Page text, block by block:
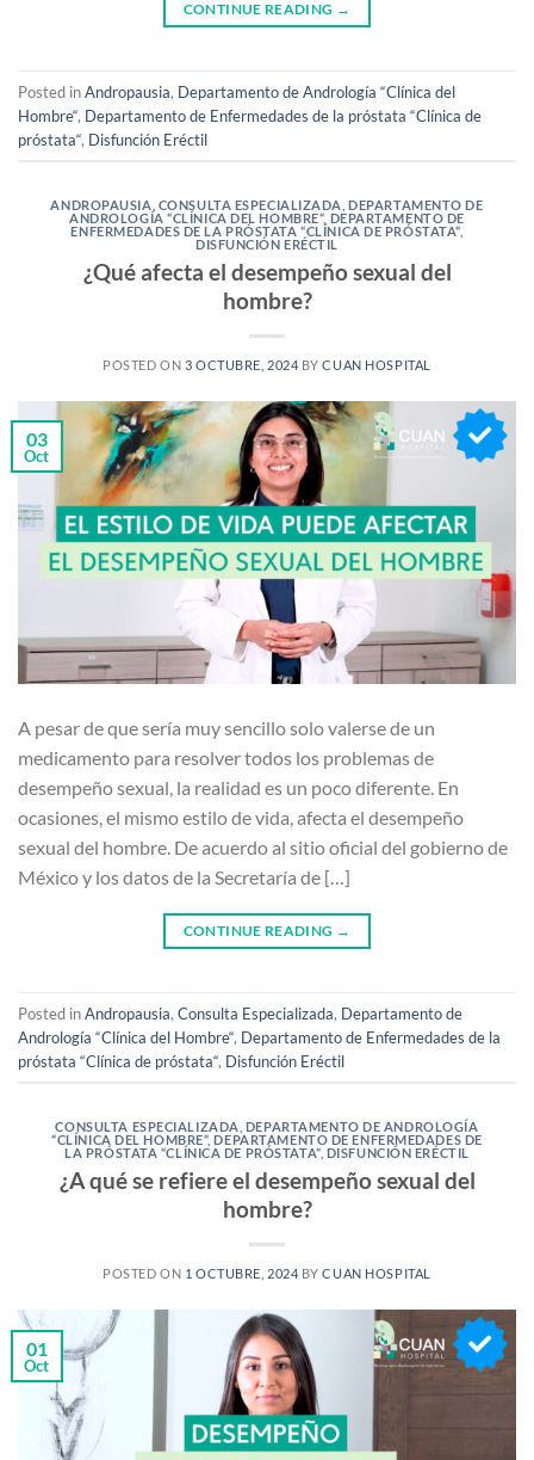
CONTINUE READING →
Posted inAndropausia, Departamento de Andrología “Clínica del
Hombre“, Departamento de Enfermedades de la próstata “Clínica de
próstata“, Disfunción Eréctil
ANDROPAUSIA CONSULTA ESPECIALIZADA ,DEPARTAMENTO DE
ANDROLOGÍA “CLÍNICA DEL HOMBRE“, DEPARTAMENTO DE
ENFERMEDADES DE LA PRÓSTATA “CLÍNICA DE PRÓSTATA“,
DISFUNCIÓN ERÉCTIL
¿Qué afecta el desempeño sexual del
hombre?
POSTED ON 3 OCTUBRE, 2024 BYCUAN HOSPITAL
03
Oct
A pesar de que sería muy sencillo solo valerse de un
medicamento para resolver todos los problemas de
desempeño sexual, la realidad es un poco diferente. En
ocasiones, el mismo estilo de vida, afecta el desempeño
sexual del hombre. De acuerdo al sitio oficial del gobierno de
México y los datos de la Secretaría de […]
CONTINUE READING →
Posted inAndropausia, Consulta Especializada, Departamento de
Andrología “Clínica del Hombre“, Departamento de Enfermedades de la
próstata “Clínica de próstata“, Disfunción Eréctil
CONSULTA ESPECIALIZADA DEPARTAMENTO DE ANDROLOGÍA
“CLÍNICA DEL HOMBRE“,DEPARTAMENTO DE ENFERMEDADES DE
LA PRÓSTATA “CLÍNICA DE PRÓSTATA“, DISFUNCIÓN ERÉCTIL
¿A qué se refiere el desempeño sexual del
hombre?
POSTED ON 1 OCTUBRE, 2024 BYCUAN HOSPITAL
01
Oct